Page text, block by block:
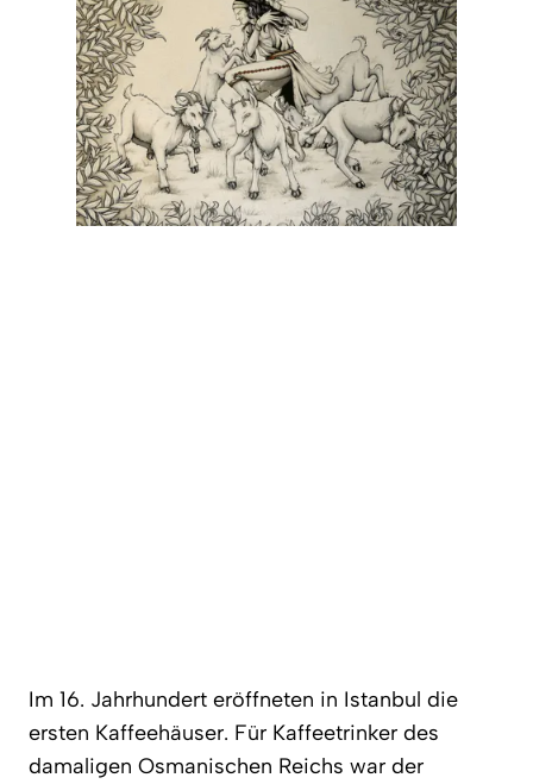
Im 16. Jahrhundert eröffneten in Istanbul die
ersten Kaffeehäuser. Für Kaffeetrinker des
damaligen Osmanischen Reichs war der